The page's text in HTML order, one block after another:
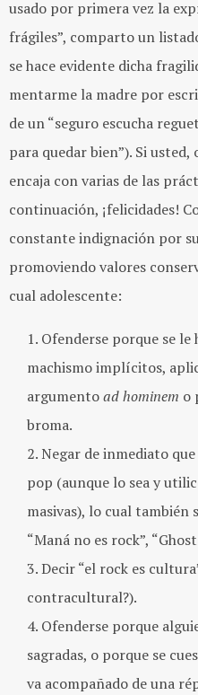
usado por primera vez la
frágiles”, comparto un
se hace evidente dicha
mentarme la madre por
de un “seguro escucha
para quedar bien”). Si
encaja con varias de las
continuación, ¡felicidades!
constante indignación por
promoviendo valores
cual adolescente:
Ofenderse porque se le
machismo implícitos,
argumentoad hominem o
broma.
Negar de inmediato
pop (aunque lo sea y
masivas), lo cual también
“Maná no es rock”,
Decir “el rock es
contracultural?).
Ofenderse porque
sagradas, o porque se
va acompañado de una